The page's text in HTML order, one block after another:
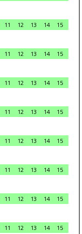
11 12 13 14
15
11 12 13 14
15
11 12 13 14
15
11 12 13 14
15
11 12 13 14
15
11 12 13 14
15
11 12 13 14
15
11 12 13 14
15